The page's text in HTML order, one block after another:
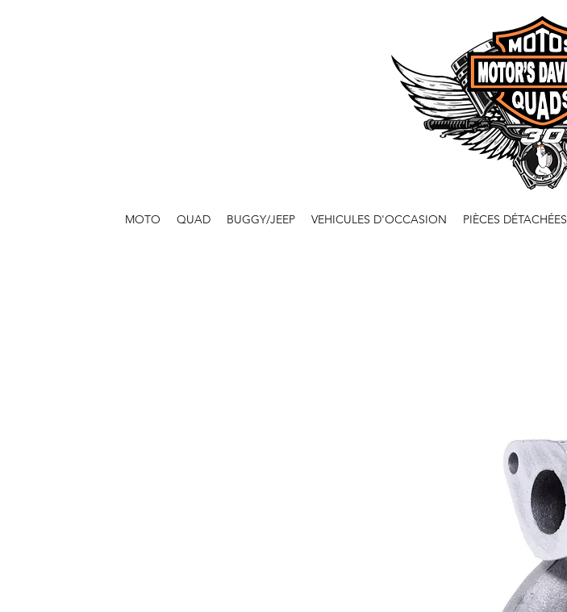
MOTO QUAD BUGGY/JEEP VEHICULES D'OCCASION PIÈCES DÉTACHÉES